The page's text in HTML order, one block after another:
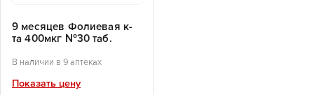
9 месяцев Фолиевая к-
та 400мкг №30 таб.
В наличии в 9 аптеках
Показать цену